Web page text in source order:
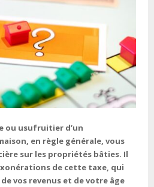
ou usufruitier d’un
en règle générale, vous
sur les propriétés bâties. Il
de cette taxe, qui
vos revenus et de votre âge